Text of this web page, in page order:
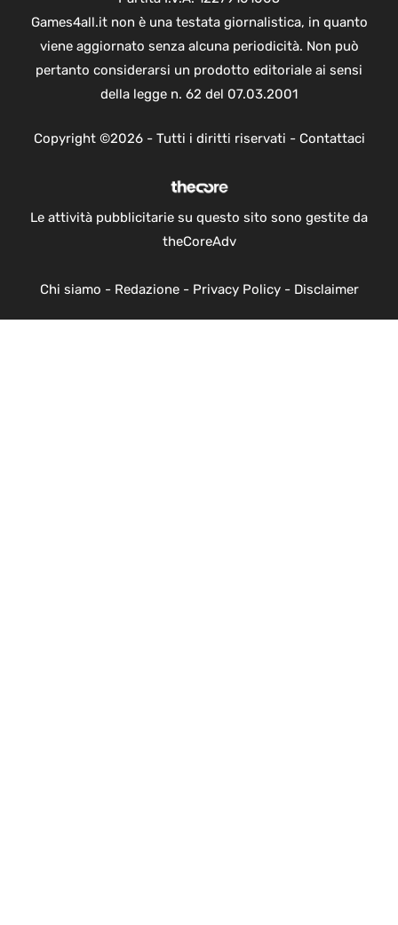
Games4all.it non è una testata giornalistica, in quanto
viene aggiornato senza alcuna periodicità. Non può
pertanto considerarsi un prodotto editoriale ai sensi
della legge n. 62 del 07.03.2001
Copyright ©2026 - Tutti i diritti riservati - Contattaci
Le attività pubblicitarie su questo sito sono gestite da
theCoreAdv
Chi siamo - Redazione- Privacy Policy- Disclaimer